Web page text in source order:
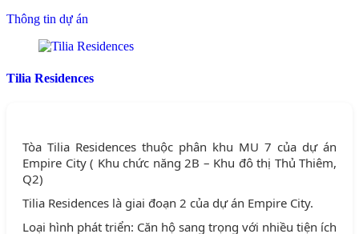
Thông tin dự án
Tilia Residences
Tòa Tilia Residences thuộc phân khu MU 7 của dự án
Empire City ( Khu chức năng 2B – Khu đô thị Thủ Thiêm,
Q2)
Tilia Residences là giai đoạn 2 của dự án Empire City.
Loại hình phát triển: Căn hộ sang trọng với nhiều tiện ích